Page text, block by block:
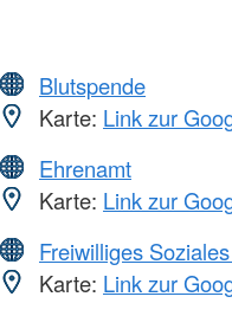
Blutspende
Karte: Link zur
Ehrenamt
Karte: Link zur
Freiwilliges
Karte: Link zur